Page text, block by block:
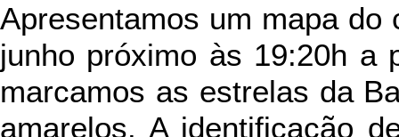
Apresentamos um mapa
junho próximo às 19:20h a
marcamos as estrelas da
amarelos. A identificação